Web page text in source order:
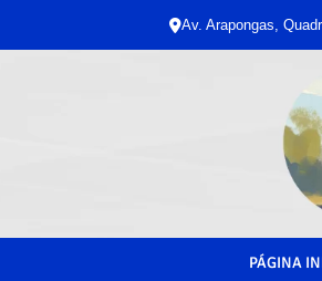
Av. Arapongas,
PÁGINA